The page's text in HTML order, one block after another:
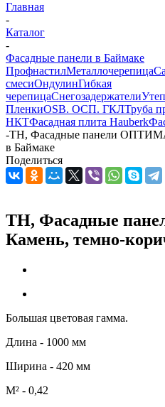
Главная
-
Каталог
-
Фасадные панели в Баймаке
ПрофнастилМеталлочерепица
смесиОндулинГибкая
черепицаСнегозадержатели
ПленкиOSB. ОСП. ГКЛТруба
НКТФасадная плита Hauberk
-ТН, Фасадные панели
в Баймаке
Поделиться
ТН, Фасадные
Камень, темно-
Большая цветовая гамма.
Длина - 1000 мм
Ширина - 420 мм
М² - 0,42